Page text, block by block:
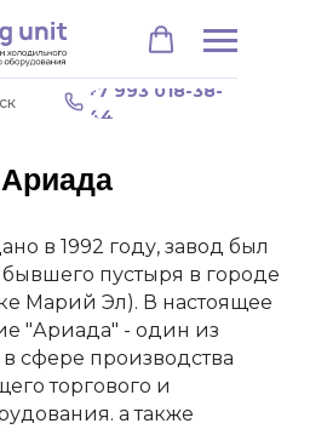
+7 993 018-38-
44
Ариада
в 1992 году, завод был
пустыря в городе
Марий Эл). В настоящее
"Ариада" - один из
сфере производства
торгового и
а также